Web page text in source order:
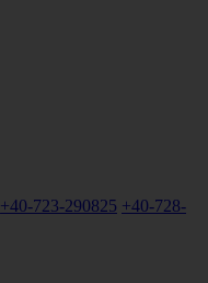
+40-723-290825 +40-728-